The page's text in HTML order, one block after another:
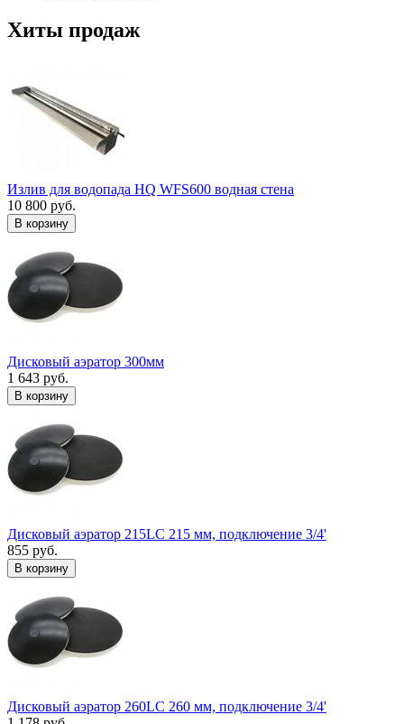
Хиты продаж
Излив для водопада HQ WFS600 водная стена
10 800 руб.
В корзину
Дисковый аэратор 300мм
1 643 руб.
В корзину
Дисковый аэратор 215LC 215 мм, подключение 3/4'
855 руб.
В корзину
Дисковый аэратор 260LC 260 мм, подключение 3/4'